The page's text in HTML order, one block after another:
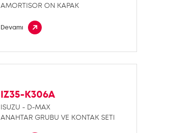
AMORTISOR ON KAPAK
Devamı
IZ35-K306A
ISUZU - D-MAX
ANAHTAR GRUBU VE KONTAK SETI